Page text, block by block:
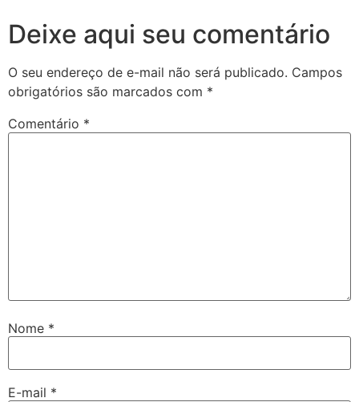
Deixe aqui seu comentário
O seu endereço de e-mail não será publicado. Campos
obrigatórios são marcados com *
Comentário *
Nome *
E-mail *